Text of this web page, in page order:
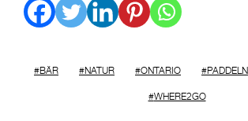
BÄR NATUR ONTARIO PADDELN
WHERE2GO